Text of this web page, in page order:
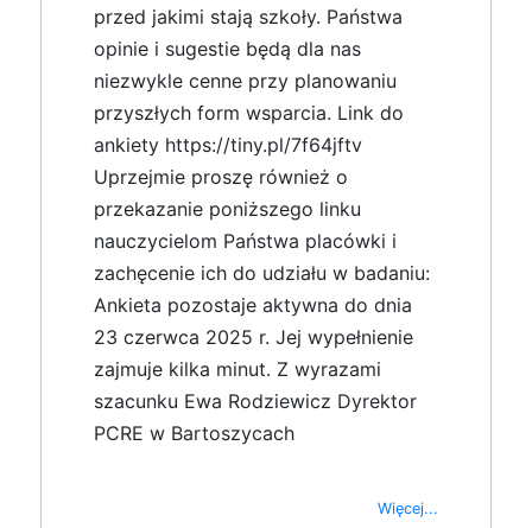
przed jakimi stają szkoły. Państwa
opinie i sugestie będą dla nas
niezwykle cenne przy planowaniu
przyszłych form wsparcia. Link do
ankiety https://tiny.pl/7f64jftv
Uprzejmie proszę również o
przekazanie poniższego linku
nauczycielom Państwa placówki i
zachęcenie ich do udziału w badaniu:
Ankieta pozostaje aktywna do dnia
23 czerwca 2025 r. Jej wypełnienie
zajmuje kilka minut. Z wyrazami
szacunku Ewa Rodziewicz Dyrektor
PCRE w Bartoszycach
Więcej...